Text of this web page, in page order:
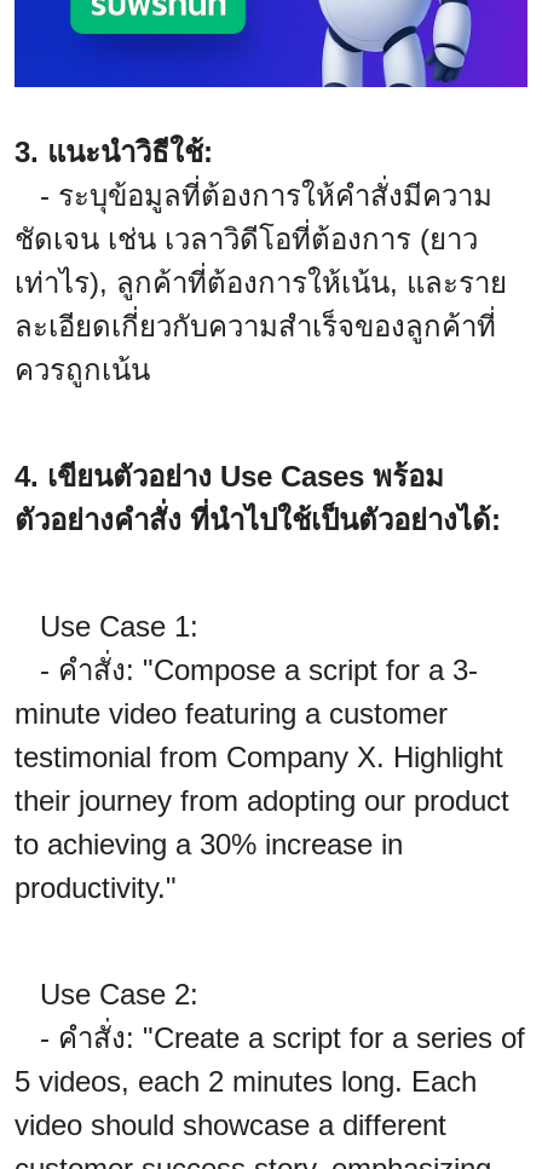
3. แนะนำวิธีใช้:
- ระบุข้อมูลที่ต้องการให้คำสั่งมีความ
ชัดเจน เช่น เวลาวิดีโอที่ต้องการ (ยาว
เท่าไร), ลูกค้าที่ต้องการให้เน้น, และราย
ละเอียดเกี่ยวกับความสำเร็จของลูกค้าที่
ควรถูกเน้น
4. เขียนตัวอย่าง Use Cases พร้อม
ตัวอย่างคำสั่ง ที่นำไปใช้เป็นตัวอย่างได้:
Use Case 1:
- คำสั่ง: "Compose a script for a 3-
minute video featuring a customer
testimonial from Company X. Highlight
their journey from adopting our product
to achieving a 30% increase in
productivity."
Use Case 2:
- คำสั่ง: "Create a script for a series of
5 videos, each 2 minutes long. Each
video should showcase a different